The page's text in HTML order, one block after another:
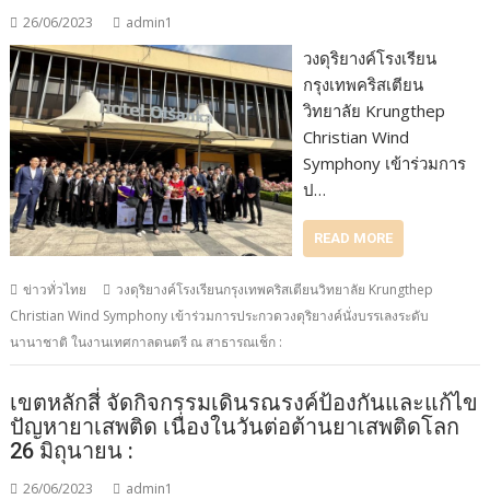
26/06/2023 admin1
วงดุริยางค์โรงเรียน
กรุงเทพคริสเตียน
วิทยาลัย Krungthep
Christian Wind
Symphony เข้าร่วมการ
ป…
READ MORE
ข่าวทั่วไทย
วงดุริยางค์โรงเรียนกรุงเทพคริสเตียนวิทยาลัย Krungthep
Christian Wind Symphony เข้าร่วมการประกวดวงดุริยางค์นั่งบรรเลงระดับ
นานาชาติ ในงานเทศกาลดนตรี ณ สาธารณเช็ก :
เขตหลักสี่ จัดกิจกรรมเดินรณรงค์ป้องกันและแก้ไข
ปัญหายาเสพติด เนื่องในวันต่อต้านยาเสพติดโลก
26 มิถุนายน :
26/06/2023 admin1